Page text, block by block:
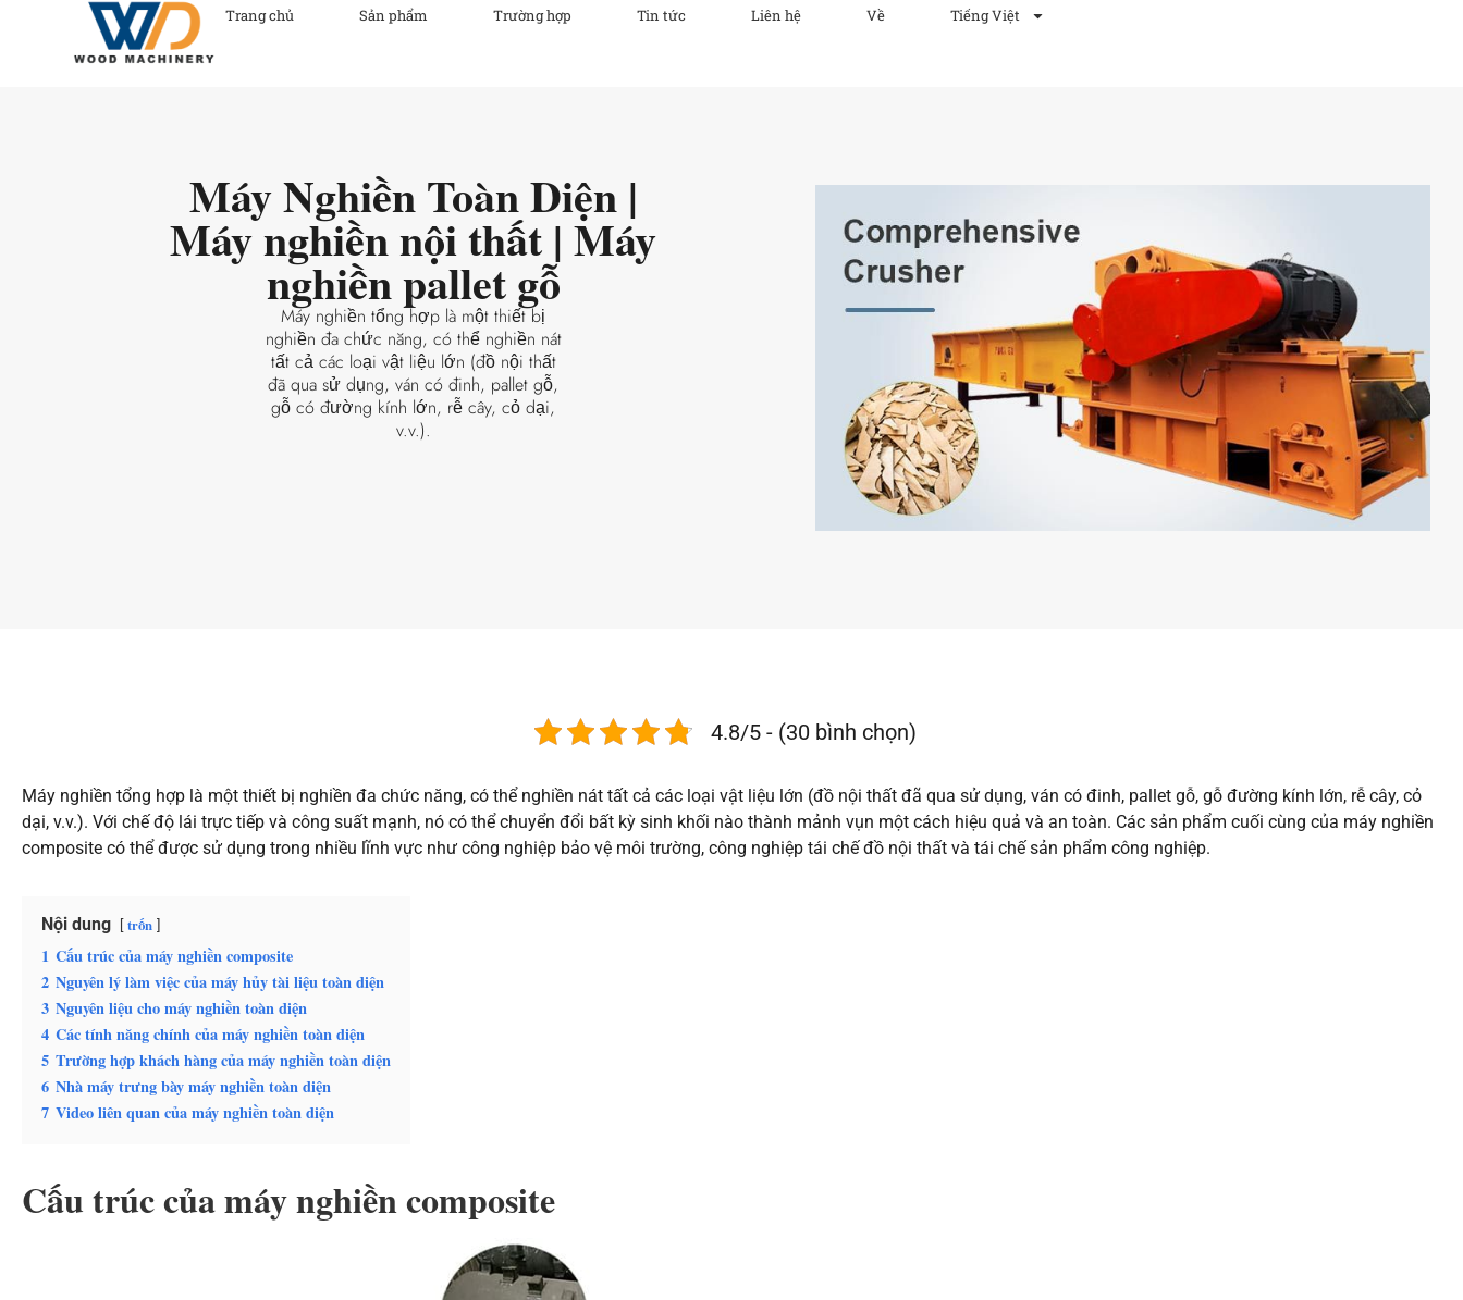
Trang chủ Sản phẩm Trường hợp Tin tức Liên hệ Về Tiếng Việt
Máy Nghiền Toàn Diện |
Máy nghiền nội thất | Máy
nghiền pallet gỗ
Máy nghiền tổng hợp là một thiết bị
nghiền đa chức năng, có thể nghiền nát
tất cả các loại vật liệu lớn (đồ nội thất
đã qua sử dụng, ván có đinh, pallet gỗ,
gỗ có đường kính lớn, rễ cây, cỏ dại,
v.v.).
4.8/5 - (30 bình chọn)
Máy nghiền tổng hợp là một thiết bị nghiền đa chức năng, có thể nghiền nát tất cả các loại vật liệu lớn (đồ nội thất đã qua sử dụng, ván có đinh, pallet gỗ, gỗ đường kính lớn, rễ cây, cỏ
dại, v.v.). Với chế độ lái trực tiếp và công suất mạnh, nó có thể chuyển đổi bất kỳ sinh khối nào thành mảnh vụn một cách hiệu quả và an toàn. Các sản phẩm cuối cùng của máy nghiền
composite có thể được sử dụng trong nhiều lĩnh vực như công nghiệp bảo vệ môi trường, công nghiệp tái chế đồ nội thất và tái chế sản phẩm công nghiệp.
Nội dung trốn
1 Cấu trúc của máy nghiền composite
2 Nguyên lý làm việc của máy hủy tài liệu toàn diện
3 Nguyên liệu cho máy nghiền toàn diện
4 Các tính năng chính của máy nghiền toàn diện
5 Trường hợp khách hàng của máy nghiền toàn diện
6 Nhà máy trưng bày máy nghiền toàn diện
7 Video liên quan của máy nghiền toàn diện
Cấu trúc của máy nghiền composite